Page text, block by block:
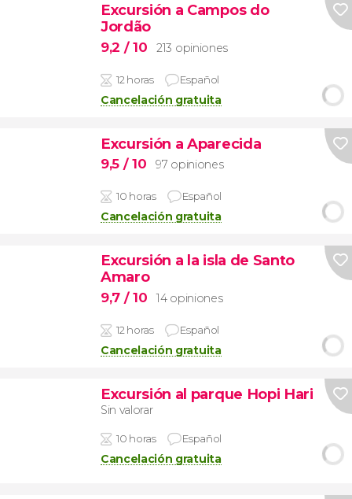
Excursión a Campos do
Jordão
9,2 / 10 213 opiniones
12 horas Español
Cancelación gratuita
Excursión a Aparecida
9,5 / 10 97 opiniones
10 horas Español
Cancelación gratuita
Excursión a la isla de Santo
Amaro
9,7 / 10 14 opiniones
12 horas Español
Cancelación gratuita
Excursión al parque Hopi Hari
Sin valorar
10 horas Español
Cancelación gratuita